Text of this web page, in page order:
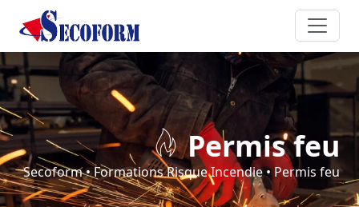
Permis feu
Secoform•Formations Risque Incendie•Permis feu